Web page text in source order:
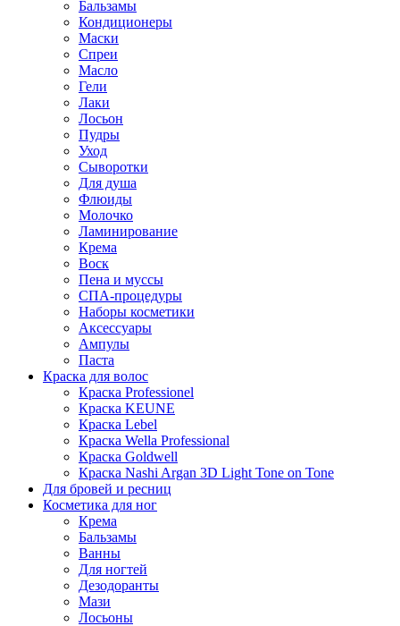
Бальзамы
Кондиционеры
Маски
Спреи
Масло
Гели
Лаки
Лосьон
Пудры
Уход
Сыворотки
Для душа
Флюиды
Молочко
Ламинирование
Крема
Воск
Пена и муссы
СПА-процедуры
Наборы косметики
Аксессуары
Ампулы
Паста
Краска для волос
Краска Professionel
Краска KEUNE
Краска Lebel
Краска Wella Professional
Краска Goldwell
Краска Nashi Argan 3D Light Tone on Tone
Для бровей и ресниц
Косметика для ног
Крема
Бальзамы
Ванны
Для ногтей
Дезодоранты
Мази
Лосьоны